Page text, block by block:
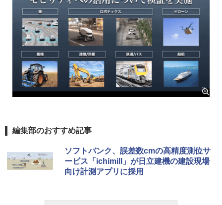
編集部のおすすめ記事
ソフトバンク、誤差数cmの高精度測位サ
ービス「ichimill」が日立建機の建設現場
向け計測アプリに採用